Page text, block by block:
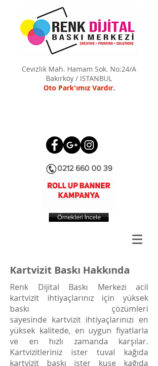
Cevizlik Mah. Hamam Sok. No:24/A
Bakırköy / İSTANBUL
Oto Park'ımız Vardır.
0212 660 00 39
Örnekleri İncele
Kartvizit Baskı Hakkında
Renk Dijital Baskı Merkezi acil
kartvizit ihtiyaçlarınız için yüksek
baskı çözümleri
sayesinde kartvizit ihtiyaçlarınızı en
yüksek kalitede, en uygun fiyatlarla
ve en hızlı zamanda karşılar.
Kartvizitleriniz ister tuval kağıda
kartvizit baskı ister kuşe kağıda